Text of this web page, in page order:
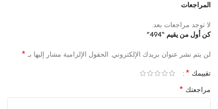
المراجعات
لا توجد مراجعات بعد.
كن أول من يقيم “494”
لن يتم نشر عنوان بريدك الإلكتروني. الحقول الإلزامية مشار إليها بـ *
تقييمك *
مراجعتك *